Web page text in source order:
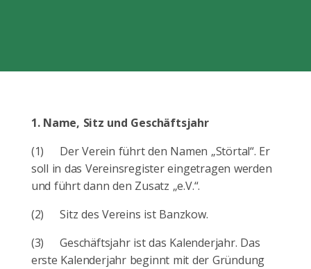
1. Name, Sitz und Geschäftsjahr
(1) Der Verein führt den Namen „Störtal“. Er
soll in das Vereinsregister eingetragen werden
und führt dann den Zusatz „e.V.“.
(2)Sitz des Vereins ist Banzkow.
(3)Geschäftsjahr ist das Kalenderjahr. Das
erste Kalenderjahr beginnt mit der Gründung